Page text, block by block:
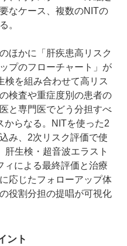
なケース、複数のNITの
。
ほかに「肝疾患高リスク
プのフローチャート」が
検を組み合わせて高リス
検査や重症度別の患者の
と専門医でどう分担すべ
からなる。NITを使った2
み、2次リスク評価で使
肝生検・超音波エラスト
ィによる最終評価と治療
応じたフォローアップ体
役割分担の提唱が可視化
ント